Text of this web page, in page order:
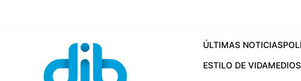
ÚLTIMAS NOTICIAS
ESTILO DE VIDAMEDIOS